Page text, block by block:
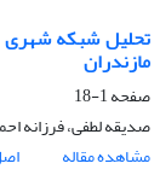
تحلیل شبکه شهری
مازندران
صفحه1-18
صدیقه لطفی، فرزانه
مشاهده مقاله